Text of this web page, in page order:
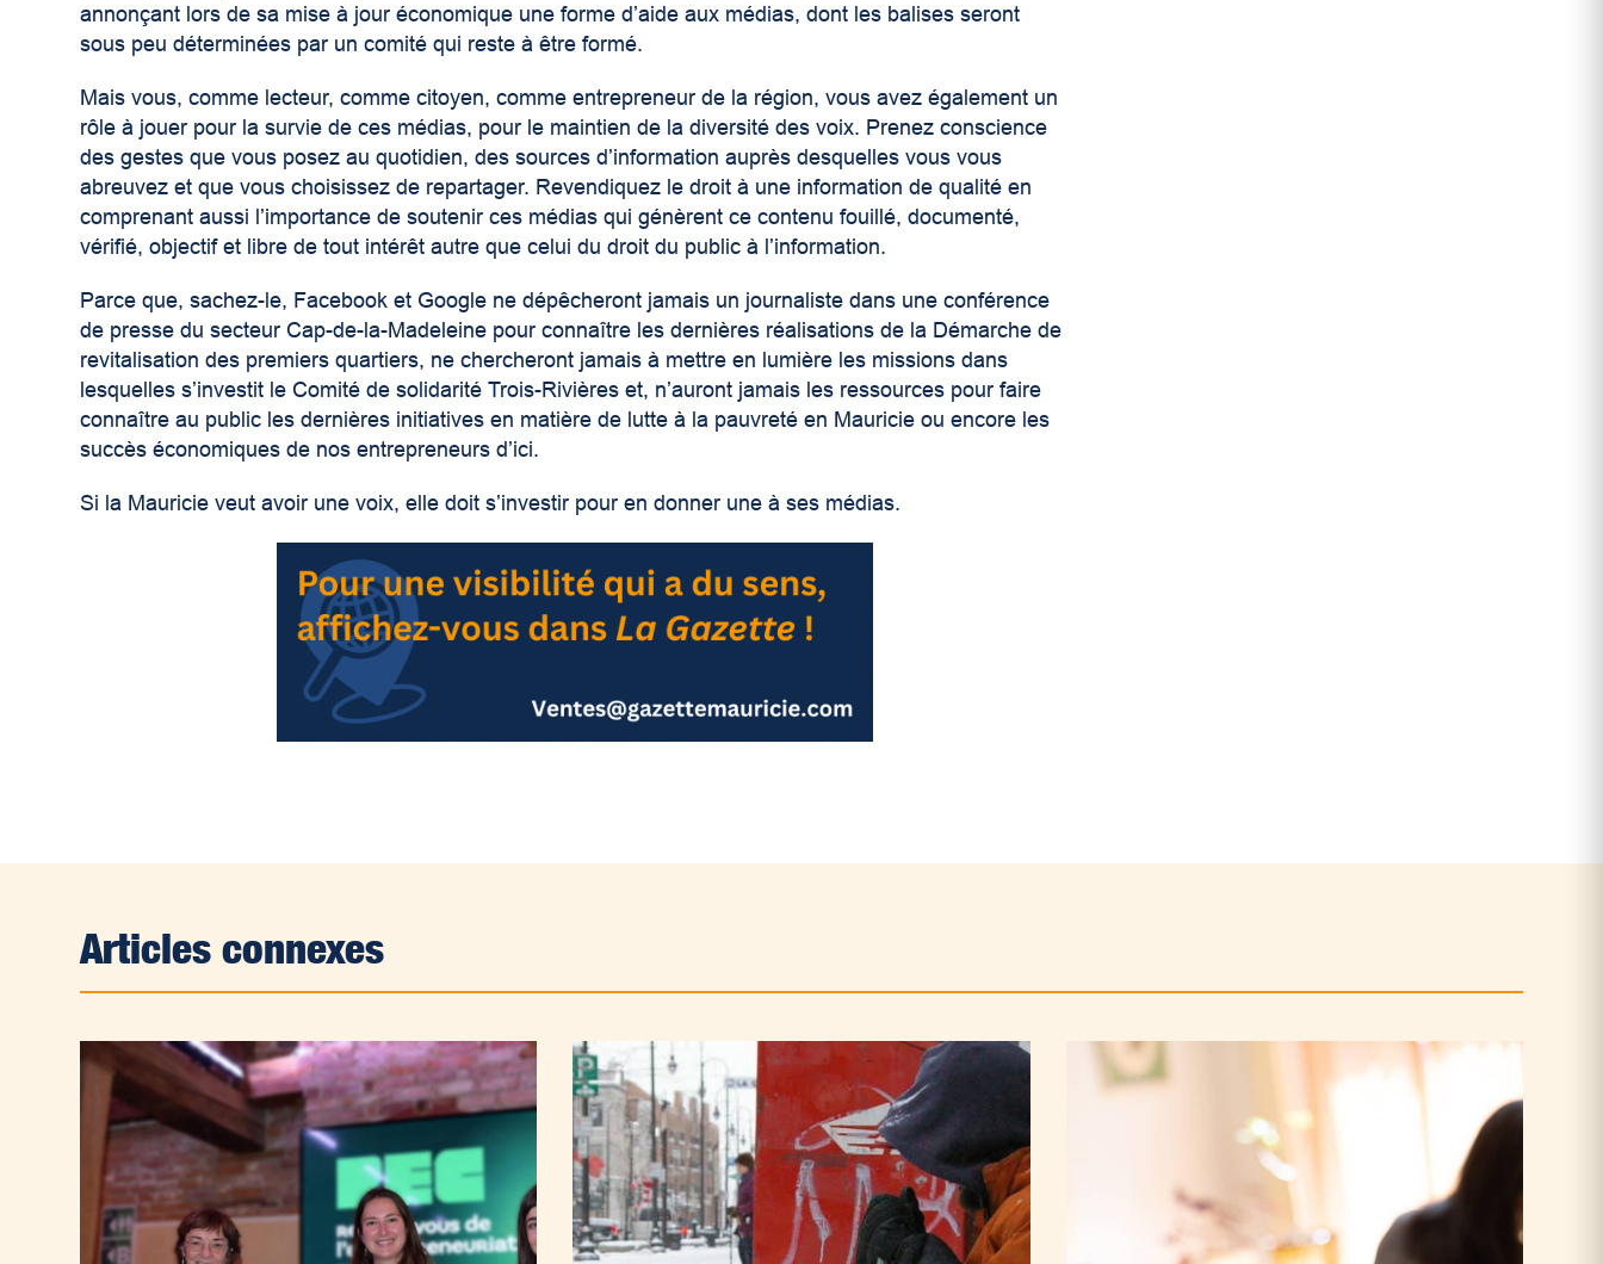
annonçant lors de sa mise à jour économique une forme d’aide aux médias, dont les balises seront
sous peu déterminées par un comité qui reste à être formé.
Mais vous, comme lecteur, comme citoyen, comme entrepreneur de la région, vous avez également un
rôle à jouer pour la survie de ces médias, pour le maintien de la diversité des voix. Prenez conscience
des gestes que vous posez au quotidien, des sources d’information auprès desquelles vous vous
abreuvez et que vous choisissez de repartager. Revendiquez le droit à une information de qualité en
comprenant aussi l’importance de soutenir ces médias qui génèrent ce contenu fouillé, documenté,
vérifié, objectif et libre de tout intérêt autre que celui du droit du public à l’information.
Parce que, sachez-le, Facebook et Google ne dépêcheront jamais un journaliste dans une conférence
de presse du secteur Cap-de-la-Madeleine pour connaître les dernières réalisations de la Démarche de
revitalisation des premiers quartiers, ne chercheront jamais à mettre en lumière les missions dans
lesquelles s’investit le Comité de solidarité Trois-Rivières et, n’auront jamais les ressources pour faire
connaître au public les dernières initiatives en matière de lutte à la pauvreté en Mauricie ou encore les
succès économiques de nos entrepreneurs d’ici.
Si la Mauricie veut avoir une voix, elle doit s’investir pour en donner une à ses médias.
Articles connexes